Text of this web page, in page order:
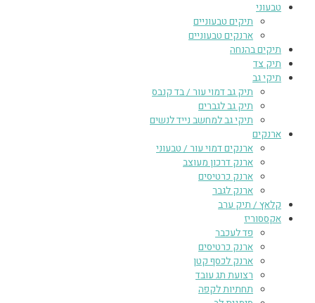
טבעוני
תיקים טבעוניים
ארנקים טבעוניים
תיקים בהנחה
תיק צד
תיקי גב
תיק גב דמוי עור / בד קנבס
תיק גב לגברים
תיקי גב למחשב נייד לנשים
ארנקים
ארנקים דמוי עור / טבעוני
ארנק דרכון מעוצב
ארנק כרטיסים
ארנק לגבר
קלאץ / תיק ערב
אקססוריז
פד לעכבר
ארנק כרטיסים
ארנק לכסף קטן
רצועת תג עובד
תחתיות לקפה